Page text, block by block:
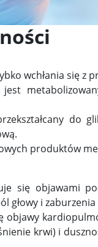
wchłania się
do
produktów
się objawami
głowy i
objawy
krwi) i